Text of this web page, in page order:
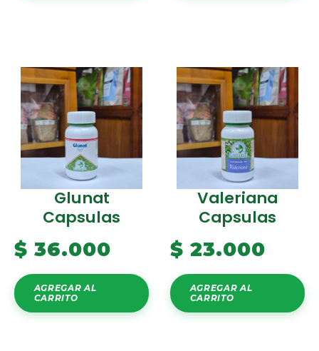
Glunat
Capsulas
$ 36.000
AGREGAR AL
CARRITO
Valeriana
Capsulas
$ 23.000
AGREGAR AL
CARRITO